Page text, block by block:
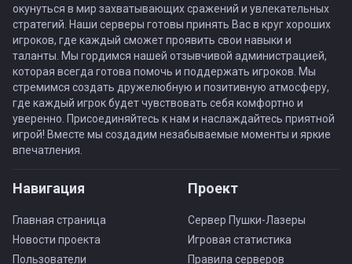
окунуться в мир захватывающих сражений и увлекательных
стратегий. Наши серверы готовы принять Вас в круг хороших
игроков, где каждый сможет проявить свои навыки и
таланты. Мы гордимся нашей отзывчивой администрацией,
которая всегда готова помочь и поддержать игроков. Мы
стремимся создать дружелюбную и позитивную атмосферу,
где каждый игрок будет чувствовать себя комфортно и
уверенно. Присоединяйтесь к нам и наслаждайтесь приятной
игрой! Вместе мы создадим незабываемые моменты и яркие
впечатления.
Навигация
Главная страница
Новости проекта
Пользователи
Проект
Сервер Пушки-Лазеры
Игровая статистика
Правила серверов